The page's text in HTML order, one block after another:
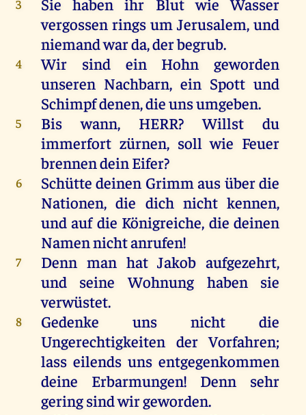
3
vergossen rings um Jerusalem,und
niemandwarda,derbegrub.
4 Wir sind ein Hohn
geworden
unseren Nachbarn, ein Spott und
Schimpfdenen,dieunsumgeben.
5 Bis wann, HERR?Willst
du
immerfort zürnen, soll wie Feuer
brennendeinEifer?
6 Schütte deinen Grimm aus überdie
Nationen,die dich nicht kennen,
und auf die Königreiche, die deinen
Namennichtanrufen!
7 Denn man hat Jakob aufgezehrt,
und
seine Wohnung haben
sie
verwüstet.
8 Gedenke uns nicht
die
Ungerechtigkeiten der Vorfahren;
lass eilends uns entgegenkommen
deine Erbarmungen! Denn
sehr
geringsindwirgeworden.